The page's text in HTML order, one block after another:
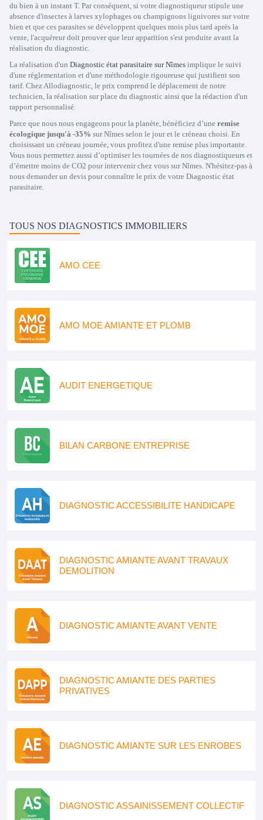
du bien à un instant T. Par conséquent, si votre diagnostiqueur stipule une
absence d'insectes à larves xylophages ou champignons lignivores sur votre
bien et que ces parasites se développent quelques mois plus tard après la
vente, l'acquéreur doit prouver que leur apparition s'est produite avant la
réalisation du diagnostic.
La réalisation d'un Diagnostic état parasitaire sur Nîmes implique le suivi
d'une réglementation et d'une méthodologie rigoureuse qui justifient son
tarif. Chez Allodiagnostic, le prix comprend le déplacement de notre
technicien, la réalisation sur place du diagnostic ainsi que la rédaction d'un
rapport personnalisé.
Parce que nous nous engageons pour la planète, bénéficiez d’une remise
écologique jusqu'à -35% sur Nîmes selon le jour et le créneau choisi. En
choisissant un créneau journée, vous profitez d'une remise plus importante.
Vous nous permettez aussi d’optimiser les tournées de nos diagnostiqueurs et
d’émettre moins de CO2 pour intervenir chez vous sur Nîmes. N'hésitez-pas à
nous demander un devis pour connaître le prix de votre Diagnostic état
parasitaire.
TOUS NOS DIAGNOSTICS IMMOBILIERS
AMO CEE
AMO MOE AMIANTE ET PLOMB
AUDIT ENERGETIQUE
BILAN CARBONE ENTREPRISE
DIAGNOSTIC ACCESSIBILITE HANDICAPE
DIAGNOSTIC AMIANTE AVANT TRAVAUX
DEMOLITION
DIAGNOSTIC AMIANTE AVANT VENTE
DIAGNOSTIC AMIANTE DES PARTIES
PRIVATIVES
DIAGNOSTIC AMIANTE SUR LES ENROBES
DIAGNOSTIC ASSAINISSEMENT COLLECTIF